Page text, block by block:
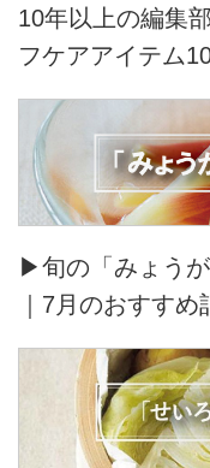
10年以上の編集
フケアアイテム
▶旬の「みょう
｜7月のおすすめ